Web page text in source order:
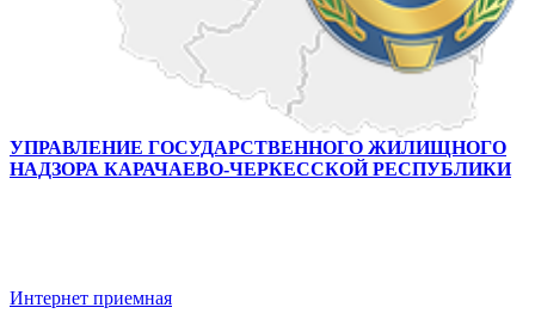
УПРАВЛЕНИЕ ГОСУДАРСТВЕННОГО ЖИЛИЩНОГО
НАДЗОРА КАРАЧАЕВО-ЧЕРКЕССКОЙ РЕСПУБЛИКИ
Интернет приемная